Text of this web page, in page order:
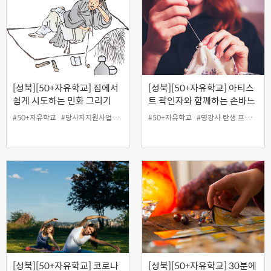
[성북][50+자유학교] 집에서
쉽게 시도하는 민화 그리기
#50+자유학교 #당사자지원사업 #성북홍보왕 #온라인 #웹엑스 #지역협력사업
[성북][50+자유학교] 아티스
트 곽인자와 함께하는 손바느
질 '자연, 手로 잇다'
#50+자유학교 #명강사 탄생 프로젝트
[성북][50+자유학교] 코로나
[성북][50+자유학교] 30분에